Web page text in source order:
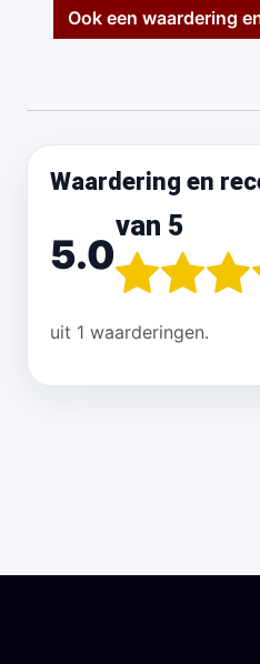
Ook een waardering
Waardering en
5.0
van 5
uit 1 waarderingen.